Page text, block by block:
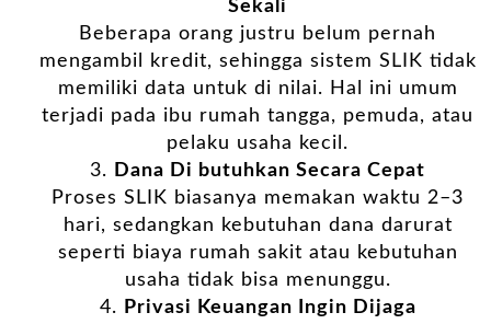
Sekali
Beberapa orang justru belum pernah
mengambil kredit, sehingga sistem SLIK tidak
memiliki data untuk di nilai. Hal ini umum
terjadi pada ibu rumah tangga, pemuda, atau
pelaku usaha kecil.
Dana Di butuhkan Secara Cepat
Proses SLIK biasanya memakan waktu 2–3
hari, sedangkan kebutuhan dana darurat
seperti biaya rumah sakit atau kebutuhan
usaha tidak bisa menunggu.
Privasi Keuangan Ingin Dijaga